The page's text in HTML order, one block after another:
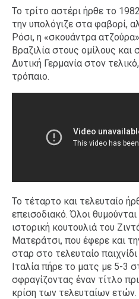
Το τρίτο αστέρι ήρθε το
την υπολόγιζε στα φαβορί,
Ρόσι, η «σκουάντρα
Βραζιλία στους ομίλους και
Δυτική Γερμανία στον
τρόπαιο.
Το τέταρτο και τελευταίο
επεισοδιακό. Όλοι
ιστορική κουτουλιά του
Ματεράτσι, που έφερε και
σταρ στο τελευταίο
Ιταλία πήρε το ματς με 5-3
σφραγίζοντας έναν τίτλο
κρίση των τελευταίων ετών.